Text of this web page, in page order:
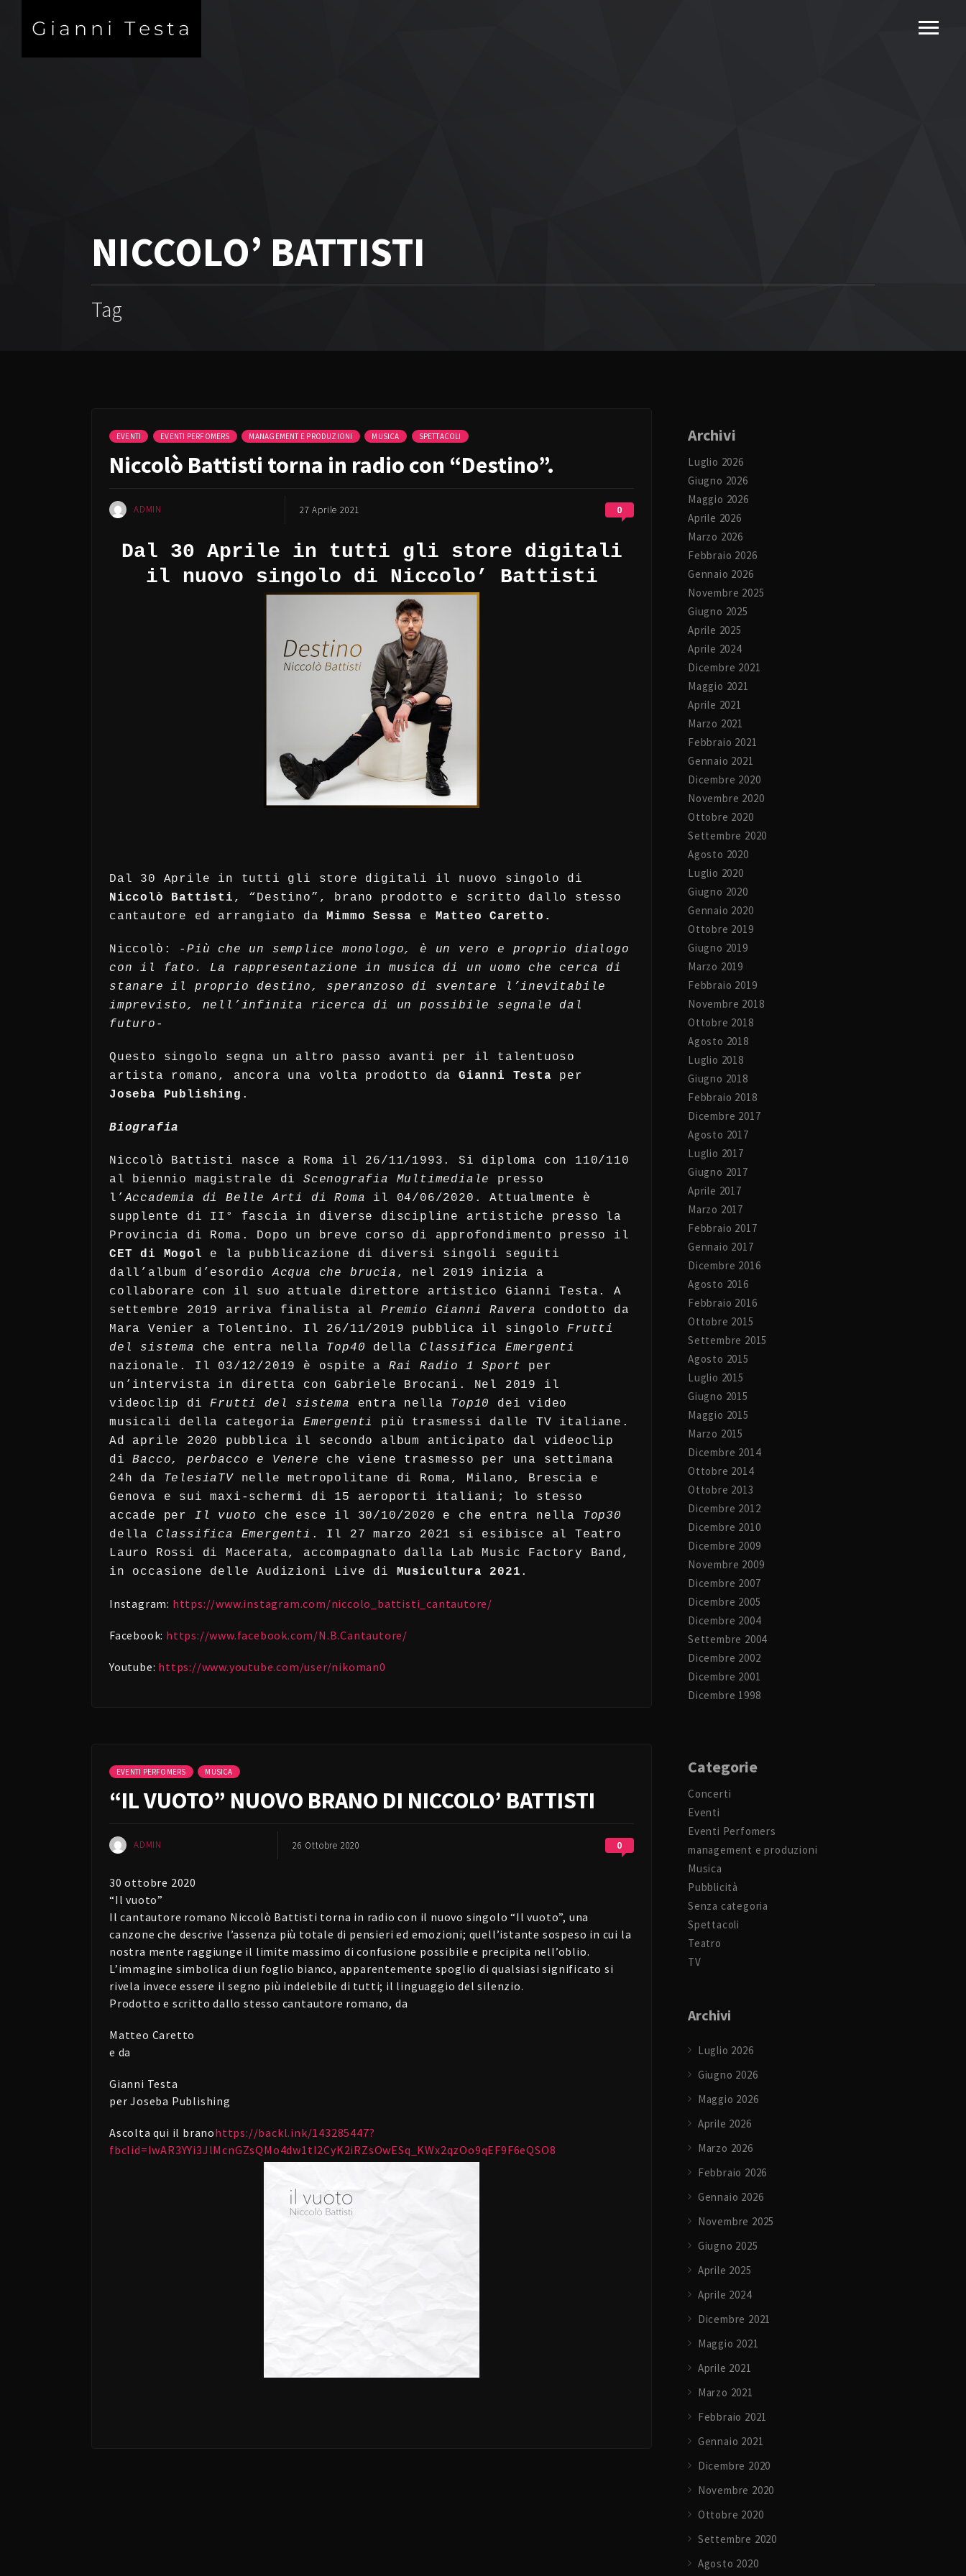
NICCOLO’ BATTISTI
Tag
EVENTI EVENTI PERFOMERS MANAGEMENT E PRODUZIONI MUSICA SPETTACOLI
Niccolò Battisti torna in radio con “Destino”.
ADMIN 27 Aprile 2021 0
Dal 30 Aprile in tutti gli store digitali
il nuovo singolo di Niccolo’ Battisti
Dal 30 Aprile in tutti gli store digitali il nuovo singolo di
Niccolò Battisti , “Destino”, brano prodotto e scritto dallo stesso
cantautore ed arrangiato daMimmo Sessa e Matteo Caretto.
Niccolò: -Più che un semplice monologo, è un vero e proprio dialogo
con il fato. La rappresentazione in musica di un uomo che cerca di
stanare il proprio destino, speranzoso di sventare l’inevitabile
imprevisto, nell’infinita ricerca di un possibile segnale dal
futuro-
Questo singolo segna un altro passo avanti per il talentuoso
artista romano, ancora una volta prodotto da Gianni Testa per
Joseba Publishing .
Biografia
Niccolò Battisti nasce a Roma il 26/11/1993. Si diploma con 110/110
al biennio magistrale diScenografia Multimediale presso
l’Accademia di Belle Arti di Roma il 04/06/2020. Attualmente è
supplente di II° fascia in diverse discipline artistiche presso la
Provincia di Roma. Dopo un breve corso di approfondimento presso il
CET di Mogol e la pubblicazione di diversi singoli seguiti
dall’album d’esordioAcqua che brucia , nel 2019 inizia a
collaborare con il suo attuale direttore artistico Gianni Testa. A
settembre 2019 arriva finalista al Premio Gianni Ravera condotto da
Mara Venier a Tolentino. Il 26/11/2019 pubblica il singoloFrutti
del sistema
che entra nella Top40 della Classifica Emergenti
nazionale. Il 03/12/2019 è ospite a Rai Radio 1 Sport per
un’intervista in diretta con Gabriele Brocani. Nel 2019 il
videoclip diFrutti del sistema entra nella Top10 dei video
musicali della categoriaEmergenti più trasmessi dalle TV italiane.
Ad aprile 2020 pubblica il secondo album anticipato dal videoclip
diBacco, perbacco e Venere che viene trasmesso per una settimana
24h da TelesiaTV nelle metropolitane di Roma, Milano, Brescia e
Genova e sui maxi-schermi di 15 aeroporti italiani; lo stesso
accade per Il vuoto che esce il 30/10/2020 e che entra nella Top30
della Classifica Emergenti . Il 27 marzo 2021 si esibisce al Teatro
Lauro Rossi di Macerata, accompagnato dalla Lab Music Factory Band,
in occasione delle Audizioni Live di
Musicultura 2021 .
Instagram: https://www.instagram.com/niccolo_battisti_cantautore/
Facebook: https://www.facebook.com/N.B.Cantautore/
Youtube: https://www.youtube.com/user/nikoman0
EVENTI PERFOMERS MUSICA
“IL VUOTO” NUOVO BRANO DI NICCOLO’ BATTISTI
ADMIN 26 Ottobre 2020 0
30 ottobre 2020
“Il vuoto”
Il cantautore romano Niccolò Battisti torna in radio con il nuovo singolo “Il vuoto”, una
canzone che descrive l’assenza più totale di pensieri ed emozioni; quell’istante sospeso in cui la
nostra mente raggiunge il limite massimo di confusione possibile e precipita nell’oblio.
L’immagine simbolica di un foglio bianco, apparentemente spoglio di qualsiasi significato si
rivela invece essere il segno più indelebile di tutti; il linguaggio del silenzio.
Prodotto e scritto dallo stesso cantautore romano, da
Matteo Caretto
e da
Gianni Testa
per Joseba Publishing
Ascolta qui il branohttps://backl.ink/143285447?
fbclid=IwAR3YYi3JlMcnGZsQMo4dw1tI2CyK2iRZsOwESq_KWx2qzOo9qEF9F6eQSO8
Archivi
Luglio 2026
Giugno 2026
Maggio 2026
Aprile 2026
Marzo 2026
Febbraio 2026
Gennaio 2026
Novembre 2025
Giugno 2025
Aprile 2025
Aprile 2024
Dicembre 2021
Maggio 2021
Aprile 2021
Marzo 2021
Febbraio 2021
Gennaio 2021
Dicembre 2020
Novembre 2020
Ottobre 2020
Settembre 2020
Agosto 2020
Luglio 2020
Giugno 2020
Gennaio 2020
Ottobre 2019
Giugno 2019
Marzo 2019
Febbraio 2019
Novembre 2018
Ottobre 2018
Agosto 2018
Luglio 2018
Giugno 2018
Febbraio 2018
Dicembre 2017
Agosto 2017
Luglio 2017
Giugno 2017
Aprile 2017
Marzo 2017
Febbraio 2017
Gennaio 2017
Dicembre 2016
Agosto 2016
Febbraio 2016
Ottobre 2015
Settembre 2015
Agosto 2015
Luglio 2015
Giugno 2015
Maggio 2015
Marzo 2015
Dicembre 2014
Ottobre 2014
Ottobre 2013
Dicembre 2012
Dicembre 2010
Dicembre 2009
Novembre 2009
Dicembre 2007
Dicembre 2005
Dicembre 2004
Settembre 2004
Dicembre 2002
Dicembre 2001
Dicembre 1998
Categorie
Concerti
Eventi
Eventi Perfomers
management e produzioni
Musica
Pubblicità
Senza categoria
Spettacoli
Teatro
TV
Archivi
Luglio 2026
Giugno 2026
Maggio 2026
Aprile 2026
Marzo 2026
Febbraio 2026
Gennaio 2026
Novembre 2025
Giugno 2025
Aprile 2025
Aprile 2024
Dicembre 2021
Maggio 2021
Aprile 2021
Marzo 2021
Febbraio 2021
Gennaio 2021
Dicembre 2020
Novembre 2020
Ottobre 2020
Settembre 2020
Agosto 2020